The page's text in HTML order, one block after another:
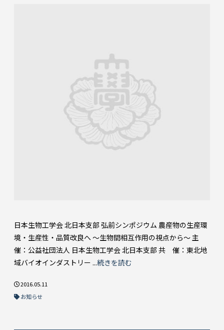
日本生物工学会 北日本支部 弘前シンポジウム 農産物の生産環
境・生産性・品質改良へ ～生物間相互作用の視点から～ 主
催：公益社団法人 日本生物工学会 北日本支部 共 催：東北地
域バイオインダストリー ...続きを読む
2016.05.11
お知らせ